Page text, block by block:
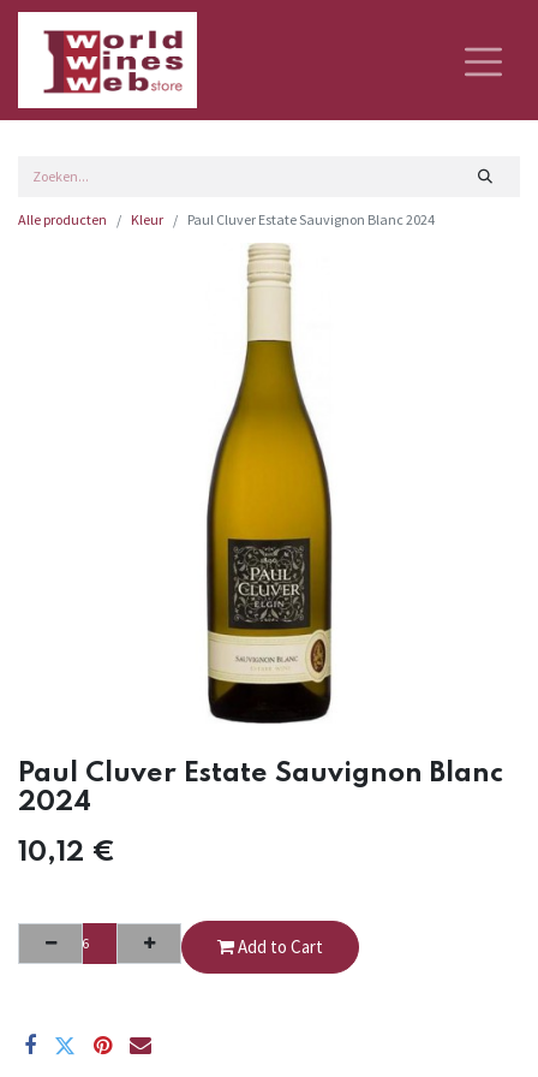
Alle producten Kleur Paul Cluver Estate Sauvignon Blanc 2024
Paul Cluver Estate Sauvignon Blanc
2024
10,12 €
Add to Cart